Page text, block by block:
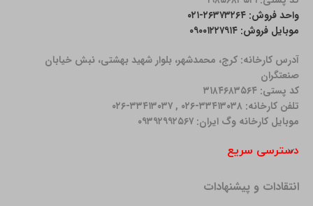
واحد فروش: ۲۶۳۷۳۲۶۴-۰۲۱
موبایل فروش: ۰۹۰۰۱۲۲۷۹۱۴
آدرس کارخانه: كرج، محمدشهر، بلوار شهید بهشتی، نبش خیابان
صنعتگران
کد پستی: ۳۱۸۴۶۸۳۵۶۴
تلفن کارخانه: ۳۳۴۱۳۰۳۸-۰۲۶ , ۳۳۴۱۳۰۳۷-۰۲۶
موبایل کارخانه وگ ایران: ۰۹۳۹۲۹۹۲۵۶۷
دسترسی سریع
انتقادات و پیشنهادات